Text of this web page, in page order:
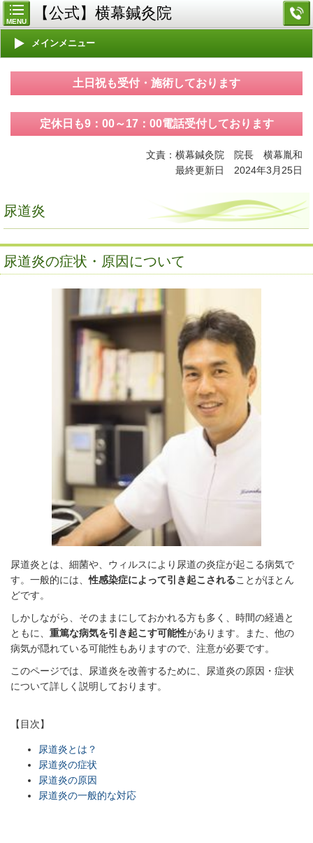
MENU 【公式】横幕鍼灸院
メインメニュー
土日祝も受付・施術しております
定休日も9：00～17：00電話受付しております
文責：横幕鍼灸院 院長 横幕胤和
最終更新日 2024年3月25日
尿道炎
尿道炎の症状・原因について
尿道炎とは、細菌や、ウィルスにより尿道の炎症が起こる病気で
す。一般的には、性感染症によって引き起こされることがほとん
どです。
しかしながら、そのままにしておかれる方も多く、時間の経過と
ともに、 重篤な病気を引き起こす可能性があります。また、他の
病気が隠れている可能性もありますので、注意が必要です。
このページでは、尿道炎を改善するために、尿道炎の原因・症状
について詳しく説明しております。
【目次】
尿道炎とは？
尿道炎の症状
尿道炎の原因
尿道炎の一般的な対応